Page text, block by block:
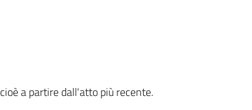
a partire dall'atto più recente.